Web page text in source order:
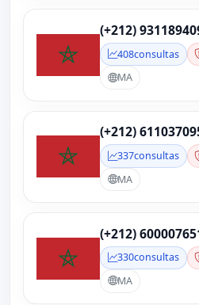
(+212)
408consultas
MA
(+212)
337consultas
MA
(+212)
330consultas
MA